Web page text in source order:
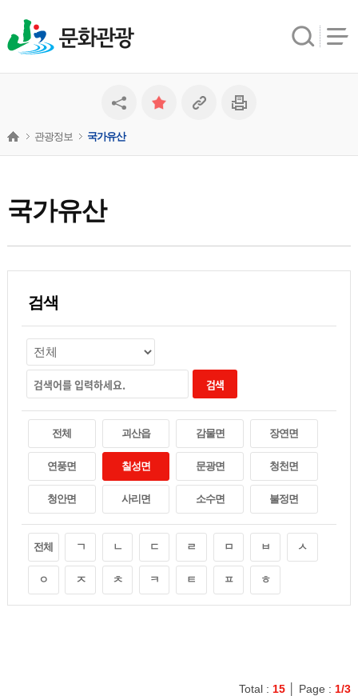
문화관광
국가유산
관광정보 국가유산
검색
검색
전체 괴산읍 감물면 장연면
연풍면 칠성면 문광면 청천면
청안면 사리면 소수면 불정면
전체 ㄱ ㄴ ㄷ ㄹ ㅁ ㅂ ㅅ
ㅇ ㅈ ㅊ ㅋ ㅌ ㅍ ㅎ
Total : 15 │ Page : 1/3